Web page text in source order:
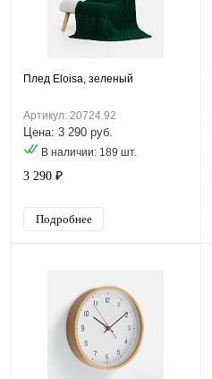
Плед Eloisa, зеленый
Артикул: 20724.92
Цена: 3 290 руб.
В наличии: 189 шт.
3 290 ₽
Подробнее